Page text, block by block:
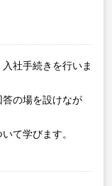
社手続きを行いま
の場を設けなが
て学びます。